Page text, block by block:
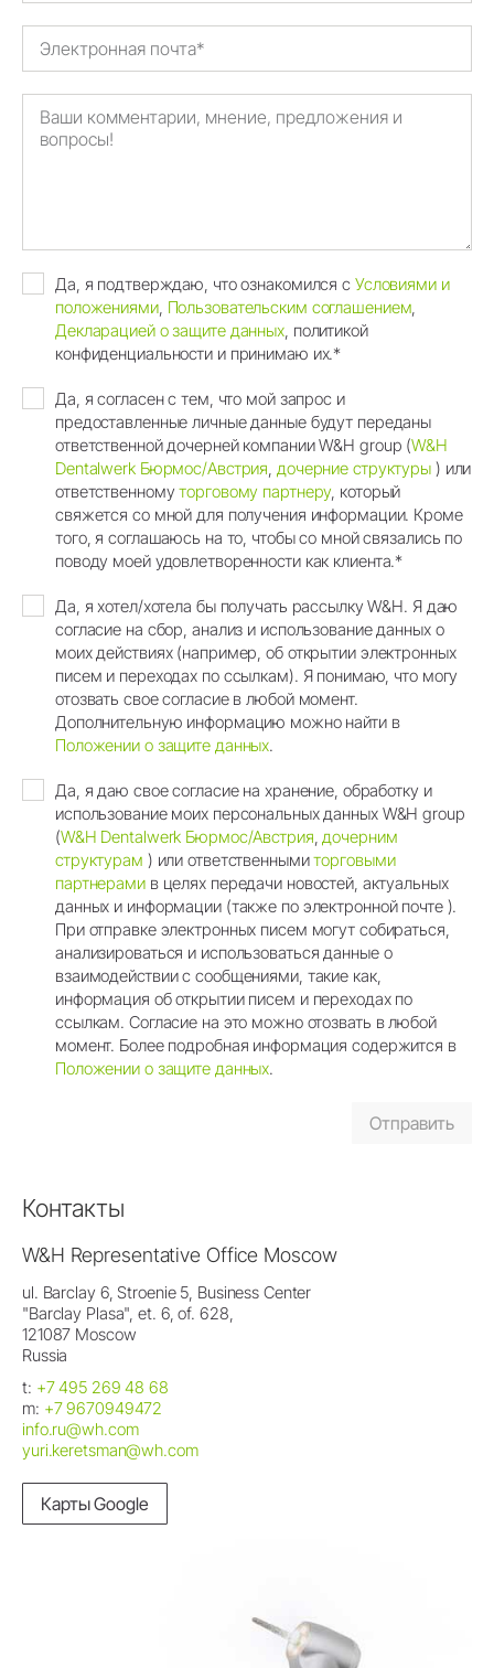
Да, я подтверждаю, что ознакомился с Условиями и
положениями, Пользовательским соглашением,
Декларацией о защите данных, политикой
конфиденциальности и принимаю их.*
Да, я согласен с тем, что мой запрос и
предоставленные личные данные будут переданы
ответственной дочерней компании W&H group (W&H
Dentalwerk Бюрмос/Австрия, дочерние структуры ) или
ответственномуторговому партнеру, который
свяжется со мной для получения информации. Кроме
того, я соглашаюсь на то, чтобы со мной связались по
поводу моей удовлетворенности как клиента.*
Да, я хотел/хотела бы получать рассылку W&H. Я даю
согласие на сбор, анализ и использование данных о
моих действиях (например, об открытии электронных
писем и переходах по ссылкам). Я понимаю, что могу
отозвать свое согласие в любой момент.
Дополнительную информацию можно найти в
Положении о защите данных.
Да, я даю свое согласие на хранение, обработку и
использование моих персональных данных W&H group
(W&H Dentalwerk Бюрмос/Австрия,дочерним
структурам ) или ответственнымиторговыми
партнерамив целях передачи новостей, актуальных
данных и информации (также по электронной почте ).
При отправке электронных писем могут собираться,
анализироваться и использоваться данные о
взаимодействии с сообщениями, такие как,
информация об открытии писем и переходах по
ссылкам. Согласие на это можно отозвать в любой
момент. Более подробная информация содержится в
Положении о защите данных.
Контакты
W&H Representative Office Moscow
ul. Barclay 6, Stroenie 5, Business Center
"Barclay Plasa", et. 6, of. 628,
121087 Moscow
Russia
t: +7 495 269 48 68
m: +7 9670949472
info.ru@wh.com
yuri.keretsman@wh.com
Карты Google